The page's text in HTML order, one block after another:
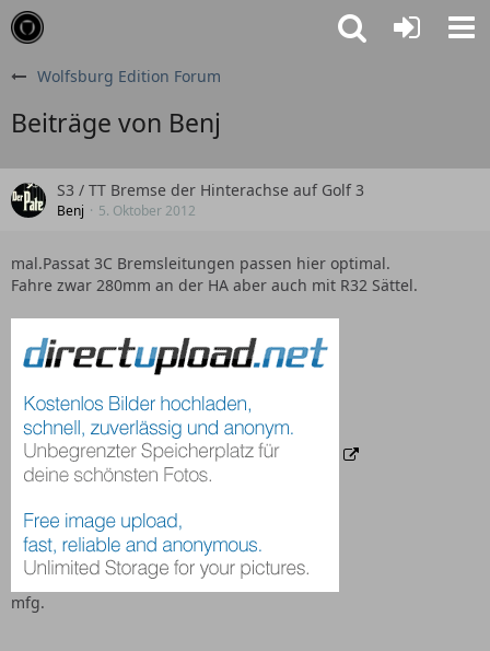
Wolfsburg Edition Forum
Beiträge von Benj
S3 / TT Bremse der Hinterachse auf Golf 3
Benj 5. Oktober 2012
mal.Passat 3C Bremsleitungen passen hier optimal.
Fahre zwar 280mm an der HA aber auch mit R32 Sättel.
mfg.